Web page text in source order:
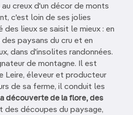
au creux d'un décor de monts
c'est loin de ses jolies
lieux se saisit le mieux : en
paysans du cru et en
dans d'insolites randonnées.
de montagne. Il est
Leire, éleveur et producteur
de sa ferme, il conduit les
découverte de la flore, des
des découpes du paysage,